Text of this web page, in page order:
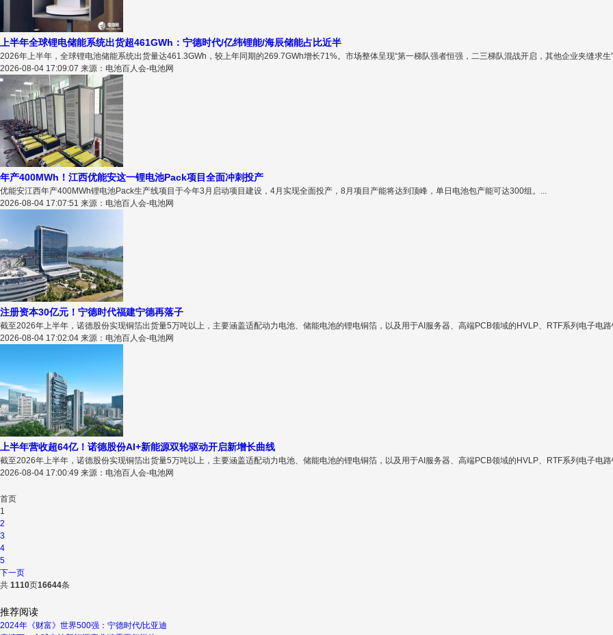
上半年全球锂电储能系统出货超461GWh：宁德时代/亿纬锂能/海辰储能占比近半
2026年上半年，全球锂电池储能系统出货量达461.3GWh，较上年同期的269.7GWh增长71%。市场整体呈现“第一梯队强者恒强，二三梯队混战开启，其他企业夹缝求生
2026-08-04 17:09:07 来源：电池百人会-电池网
年产400MWh！江西优能安这一锂电池Pack项目全面冲刺投产
​优能安江西年产400MWh锂电池Pack生产线项目于今年3月启动项目建设，4月实现全面投产，8月项目产能将达到顶峰，单日电池包产能可达300组。...
2026-08-04 17:07:51 来源：电池百人会-电池网
注册资本30亿元！宁德时代福建宁德再落子
截至2026年上半年，诺德股份实现铜箔出货量5万吨以上，主要涵盖适配动力电池、储能电池的锂电铜箔，以及用于AI服务器、高端PCB领域的HVLP、RTF系列电子电路
2026-08-04 17:02:04 来源：电池百人会-电池网
上半年营收超64亿！诺德股份AI+新能源双轮驱动开启新增长曲线
截至2026年上半年，诺德股份实现铜箔出货量5万吨以上，主要涵盖适配动力电池、储能电池的锂电铜箔，以及用于AI服务器、高端PCB领域的HVLP、RTF系列电子电路
2026-08-04 17:00:49 来源：电池百人会-电池网
首页
1
2
3
4
5
下一页
共 1110页16644条
推荐阅读
2024年《财富》世界500强：宁德时代/比亚迪